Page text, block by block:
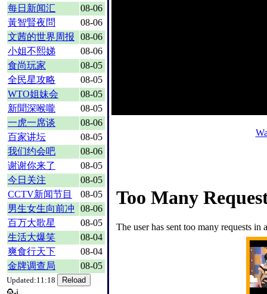
每日新闻汇
08-06
黃智賢夜問
08-06
文茜的世界周报
08-06
小姐不熙娣
08-06
食尚玩家
08-05
全民星攻略
08-05
WTO姐妹会
08-05
新聞深喉嚨
08-05
一虎一席谈
08-06
百家讲坛
08-05
我们约会吧
08-06
谢谢你来了
08-05
今日关注
08-05
CCTV新闻节目
08-05
男生女生向前冲
08-06
百万大歌星
08-05
生活大爆笑
08-04
爽食行天下
08-04
金牌调查局
08-05
Updated:11:18